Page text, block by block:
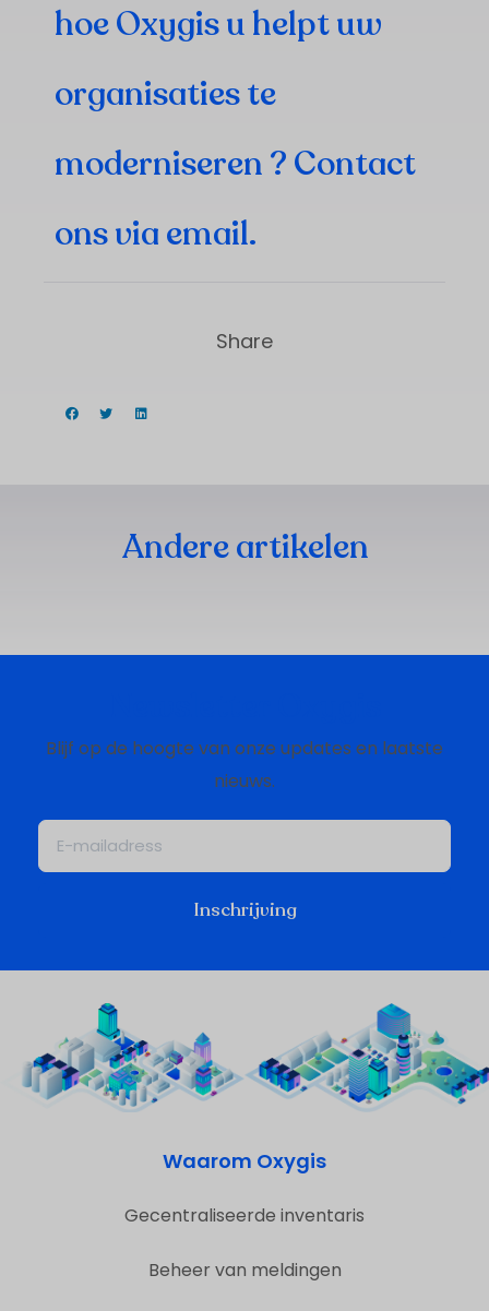
hoe Oxygis u helpt uw
organisaties te
moderniseren ? Contact
ons viaemail.
Share
Andere artikelen
Blijf op de hoogte van onze updates en laatste
nieuws.
Inschrijving
Waarom Oxygis
Gecentraliseerde inventaris
Beheer van meldingen